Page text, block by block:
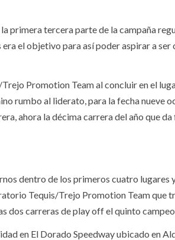
primera tercera parte de la campaña
el objetivo para así poder aspirar a ser
Promotion Team al concluir en el
rumbo al liderato, para la fecha nueve
ahora la décima carrera del año que da
dentro de los primeros cuatro lugares
Tequis/Trejo Promotion Team que
dos carreras de play off el quinto
en El Dorado Speedway ubicado en